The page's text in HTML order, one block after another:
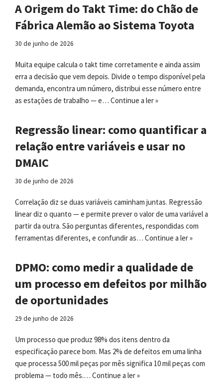
A Origem do Takt Time: do Chão de
Fábrica Alemão ao Sistema Toyota
30 de junho de 2026
Muita equipe calcula o takt time corretamente e ainda assim
erra a decisão que vem depois. Divide o tempo disponível pela
demanda, encontra um número, distribui esse número entre
as estações de trabalho — e… Continue a ler »
Regressão linear: como quantificar a
relação entre variáveis e usar no
DMAIC
30 de junho de 2026
Correlação diz se duas variáveis caminham juntas. Regressão
linear diz o quanto — e permite prever o valor de uma variável a
partir da outra. São perguntas diferentes, respondidas com
ferramentas diferentes, e confundir as… Continue a ler »
DPMO: como medir a qualidade de
um processo em defeitos por milhão
de oportunidades
29 de junho de 2026
Um processo que produz 98% dos itens dentro da
especificação parece bom. Mas 2% de defeitos em uma linha
que processa 500 mil peças por mês significa 10 mil peças com
problema — todo mês.… Continue a ler »